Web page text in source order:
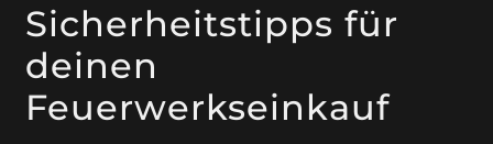
Sicherheitstipps für
deinen
Feuerwerkseinkauf